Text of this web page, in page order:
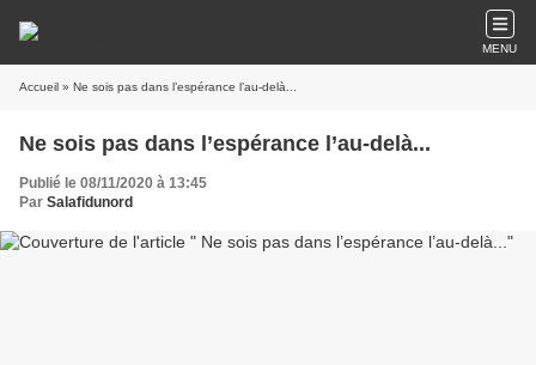
MENU
Accueil » Ne sois pas dans l’espérance l’au-delà...
Ne sois pas dans l’espérance l’au-delà...
Publié le 08/11/2020 à 13:45
Par Salafidunord